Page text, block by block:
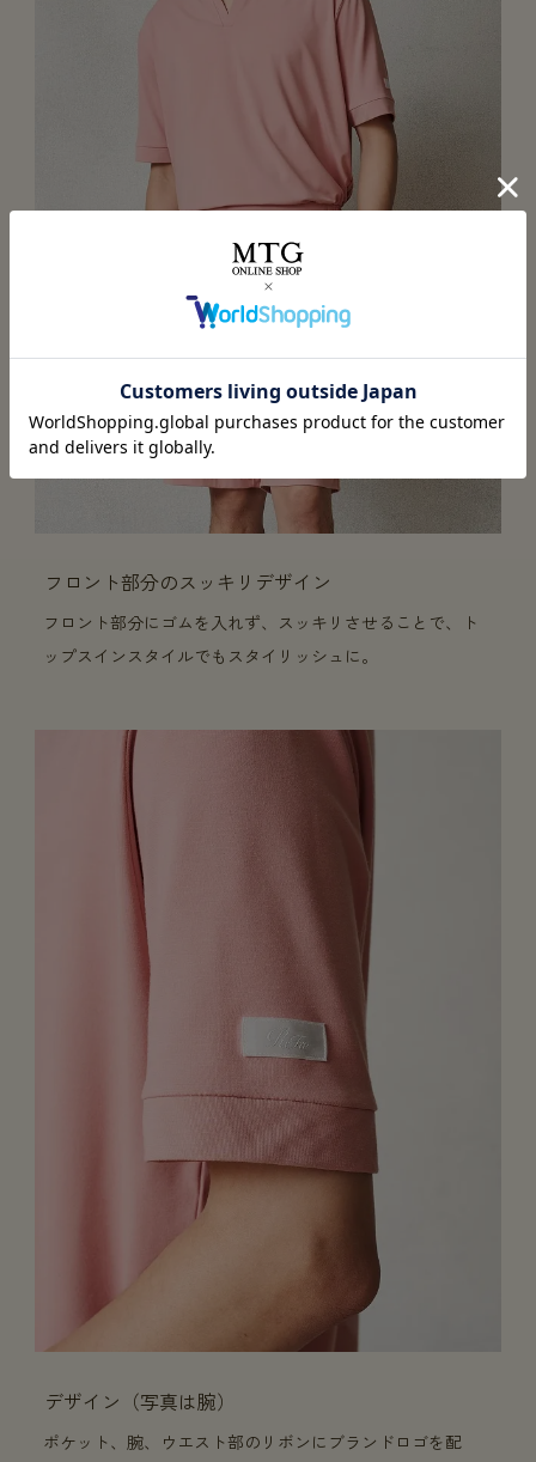
フロント部分のスッキリデザイン
フロント部分にゴムを入れず、スッキリさせることで、ト
ップスインスタイルでもスタイリッシュに。
デザイン（写真は腕）
ポケット、腕、ウエスト部のリボンにブランドロゴを配